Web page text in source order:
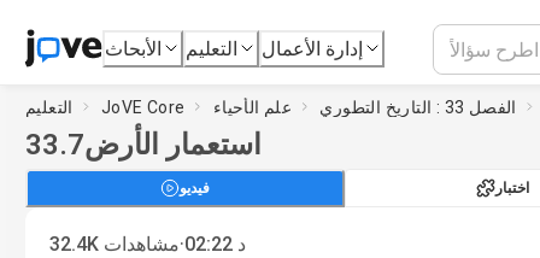
الأبحاث التعليم إدارة الأعمال
التعليم JoVE Core علم الأحياء الفصل 33 : التاريخ التطوري
33.7استعمار الأرض
فيديو اختبار
32.4K مشاهدات·02:22 د